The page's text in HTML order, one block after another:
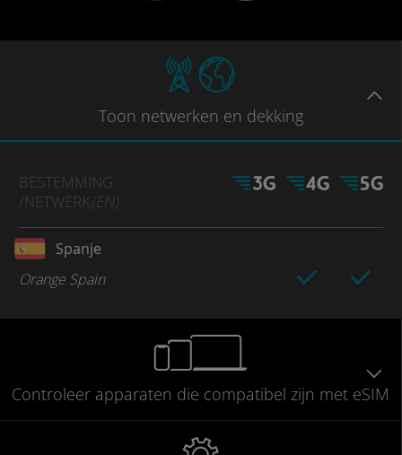
Toon netwerken en dekking
BESTEMMING
/NETWERK(EN)
Spanje
Orange Spain
Controleer apparaten die compatibel zijn met eSIM